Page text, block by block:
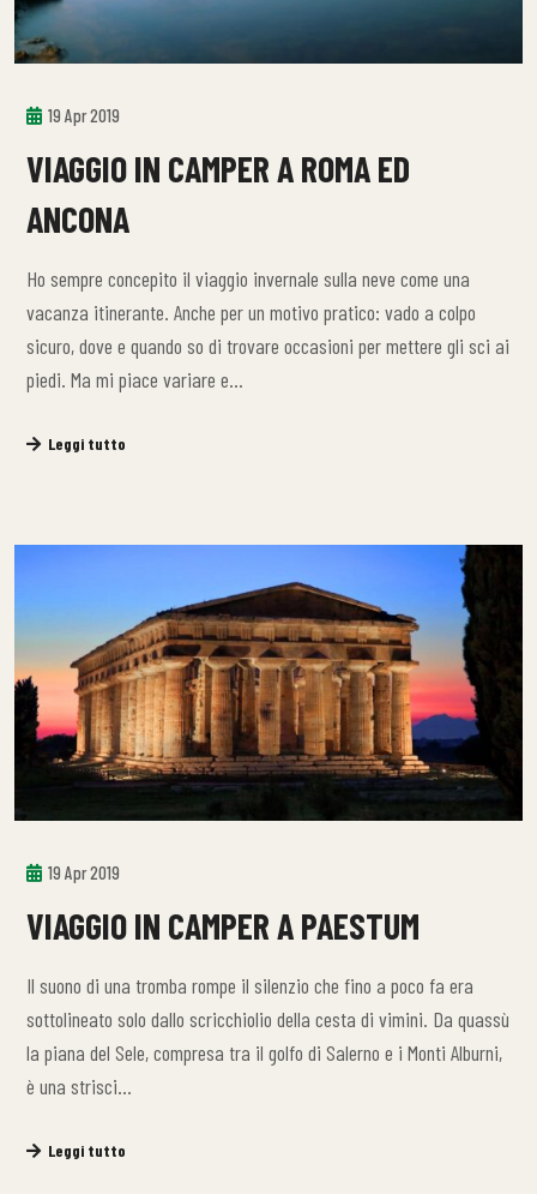
19 Apr 2019
VIAGGIO IN CAMPER A ROMA ED
ANCONA
Ho sempre concepito il viaggio invernale sulla neve come una
vacanza itinerante. Anche per un motivo pratico: vado a colpo
sicuro, dove e quando so di trovare occasioni per mettere gli sci ai
piedi. Ma mi piace variare e…
Leggi tutto
19 Apr 2019
VIAGGIO IN CAMPER A PAESTUM
Il suono di una tromba rompe il silenzio che fino a poco fa era
sottolineato solo dallo scricchiolio della cesta di vimini. Da quassù
la piana del Sele, compresa tra il golfo di Salerno e i Monti Alburni,
è una strisci…
Leggi tutto